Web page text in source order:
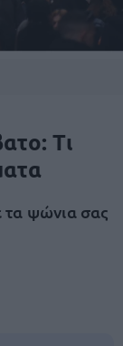
Τι
τα ψώνια σας